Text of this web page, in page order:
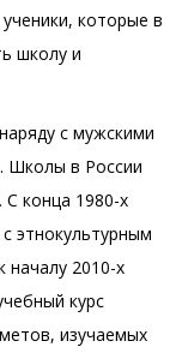
которые в
школу и
с мужскими
Школы в России
конца 1980-х
этнокультурным
2010-х
курс
изучаемых